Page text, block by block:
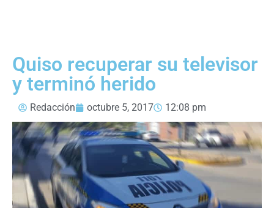
Quiso recuperar su televisor
y terminó herido
Redacción octubre 5, 2017 12:08 pm